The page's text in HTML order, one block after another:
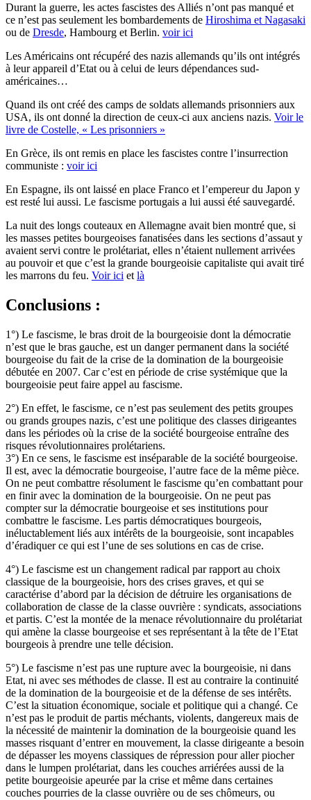
Durant la guerre, les actes fascistes des Alliés n’ont pas manqué et
ce n’est pas seulement les bombardements de Hiroshima et Nagasaki
ou de Dresde, Hambourg et Berlin. voir ici
Les Américains ont récupéré des nazis allemands qu’ils ont intégrés
à leur appareil d’Etat ou à celui de leurs dépendances sud-
américaines…
Quand ils ont créé des camps de soldats allemands prisonniers aux
USA, ils ont donné la direction de ceux-ci aux anciens nazis. Voir le
livre de Costelle, « Les prisonniers »
En Grèce, ils ont remis en place les fascistes contre l’insurrection
communiste : voir ici
En Espagne, ils ont laissé en place Franco et l’empereur du Japon y
est resté lui aussi. Le fascisme portugais a lui aussi été sauvegardé.
La nuit des longs couteaux en Allemagne avait bien montré que, si
les masses petites bourgeoises fanatisées dans les sections d’assaut y
avaient servi contre le prolétariat, elles n’étaient nullement arrivées
au pouvoir et que c’est la grande bourgeoisie capitaliste qui avait tiré
les marrons du feu. Voir ici et là
Conclusions :
1°) Le fascisme, le bras droit de la bourgeoisie dont la démocratie
n’est que le bras gauche, est un danger permanent dans la société
bourgeoise du fait de la crise de la domination de la bourgeoisie
débutée en 2007. Car c’est en période de crise systémique que la
bourgeoisie peut faire appel au fascisme.
2°) En effet, le fascisme, ce n’est pas seulement des petits groupes
ou grands groupes nazis, c’est une politique des classes dirigeantes
dans les périodes où la crise de la société bourgeoise entraîne des
risques révolutionnaires prolétariens.
3°) En ce sens, le fascisme est inséparable de la société bourgeoise.
Il est, avec la démocratie bourgeoise, l’autre face de la même pièce.
On ne peut combattre résolument le fascisme qu’en combattant pour
en finir avec la domination de la bourgeoisie. On ne peut pas
compter sur la démocratie bourgeoise et ses institutions pour
combattre le fascisme. Les partis démocratiques bourgeois,
inéluctablement liés aux intérêts de la bourgeoisie, sont incapables
d’éradiquer ce qui est l’une de ses solutions en cas de crise.
4°) Le fascisme est un changement radical par rapport au choix
classique de la bourgeoisie, hors des crises graves, et qui se
caractérise d’abord par la décision de détruire les organisations de
collaboration de classe de la classe ouvrière : syndicats, associations
et partis. C’est la montée de la menace révolutionnaire du prolétariat
qui amène la classe bourgeoise et ses représentant à la tête de l’Etat
bourgeois à prendre une telle décision.
5°) Le fascisme n’est pas une rupture avec la bourgeoisie, ni dans
Etat, ni avec ses méthodes de classe. Il est au contraire la continuité
de la domination de la bourgeoisie et de la défense de ses intérêts.
C’est la situation économique, sociale et politique qui a changé. Ce
n’est pas le produit de partis méchants, violents, dangereux mais de
la nécessité de maintenir la domination de la bourgeoisie quand les
masses risquant d’entrer en mouvement, la classe dirigeante a besoin
de dépasser les moyens classiques de répression pour aller piocher
dans le lumpen prolétariat, dans les couches arriérées aussi de la
petite bourgeoisie apeurée par la crise et même dans certaines
couches pourries de la classe ouvrière ou de ses chômeurs, ou